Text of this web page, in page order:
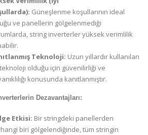
Güneşlenme koşullarının ideal
ve panellerin gölgelenmediği
string inverterler yüksek verimlilik
Teknoloji: Uzun yıllardır kullanılan
olduğu için güvenilirliği ve
konusunda kanıtlanmıştır.
Dezavantajları:
Etkisi: Bir stringdeki panellerden
biri gölgelendiğinde, tüm stringin